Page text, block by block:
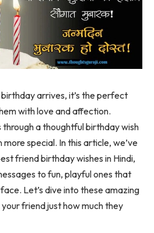
arrives, it’s the perfect
with love and affection.
through a thoughtful birthday wish
special. In this article, we’ve
friend birthday wishes in Hindi,
to fun, playful ones that
Let’s dive into these amazing
friend just how much they